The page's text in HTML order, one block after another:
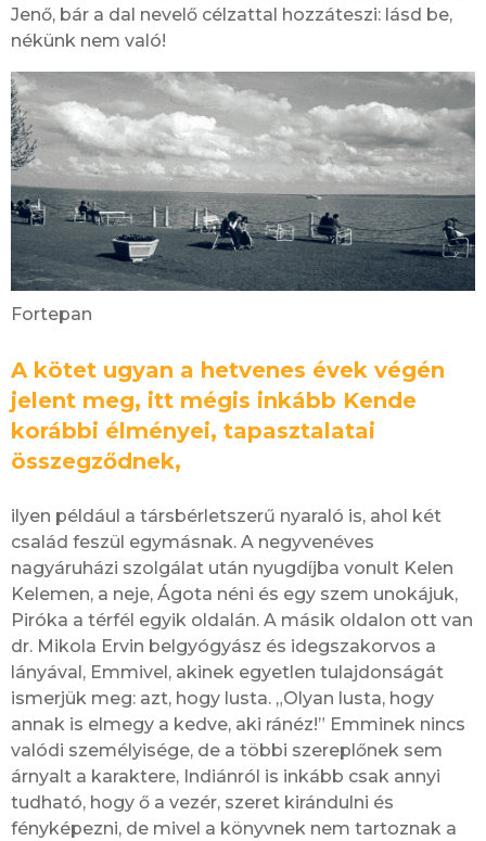
Jenő, bár a dal nevelő célzattal hozzáteszi: lásd be,
nékünk nem való!
Fortepan
A kötet ugyan a hetvenes évek végén
jelent meg, itt mégis inkább Kende
korábbi élményei, tapasztalatai
összegződnek,
ilyen például a társbérletszerű nyaraló is, ahol két
család feszül egymásnak. A negyvenéves
nagyáruházi szolgálat után nyugdíjba vonult Kelen
Kelemen, a neje, Ágota néni és egy szem unokájuk,
Piróka a térfél egyik oldalán. A másik oldalon ott van
dr. Mikola Ervin belgyógyász és idegszakorvos a
lányával, Emmivel, akinek egyetlen tulajdonságát
ismerjük meg: azt, hogy lusta. „Olyan lusta, hogy
annak is elmegy a kedve, aki ránéz!” Emminek nincs
valódi személyisége, de a többi szereplőnek sem
árnyalt a karaktere, Indiánról is inkább csak annyi
tudható, hogy ő a vezér, szeret kirándulni és
fényképezni, de mivel a könyvnek nem tartoznak a